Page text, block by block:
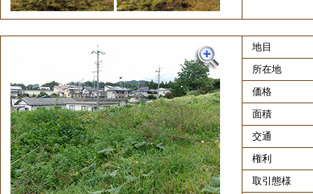
地目
所在地
価格
面積
交通
権利
取引態様